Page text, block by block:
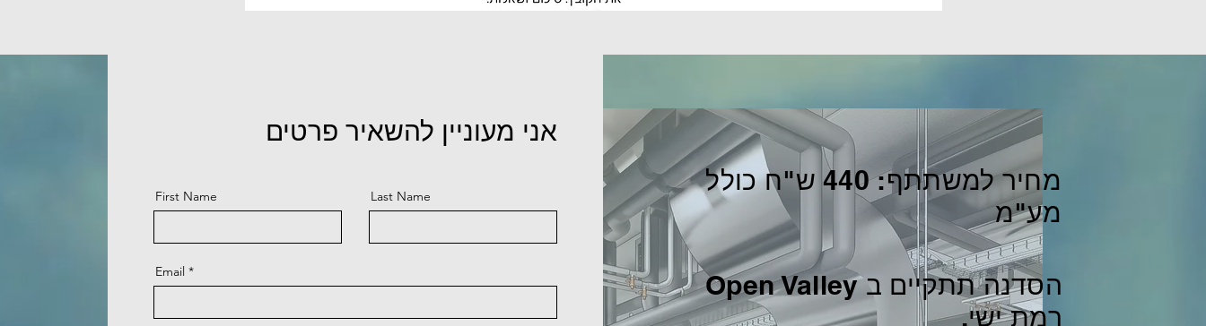
אני מעוניין להשאיר פרטים
First Name Last Name
Email
מחיר למשתתף: 440 ש"ח כולל
מע"מ
הסדנה תתקיים ב Open Valley
רמת ישי.